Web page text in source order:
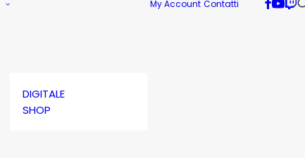
DIGITALE
SHOP
My Account Contatti